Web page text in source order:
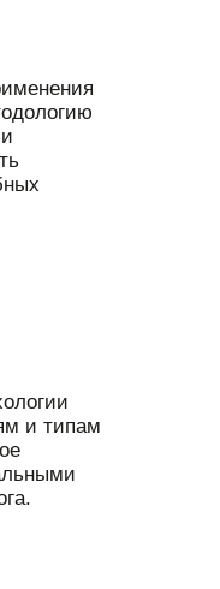
и типам